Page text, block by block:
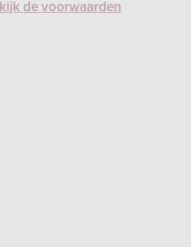
de voorwaarden